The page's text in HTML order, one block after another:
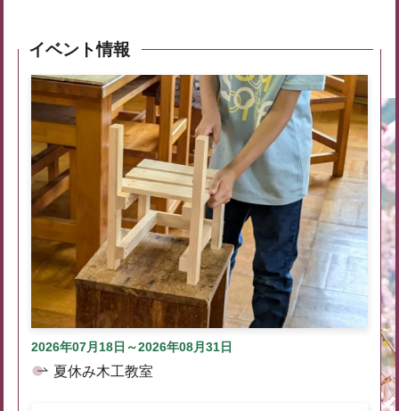
イベント情報
2026年07月18日～2026年08月31日
夏休み木工教室